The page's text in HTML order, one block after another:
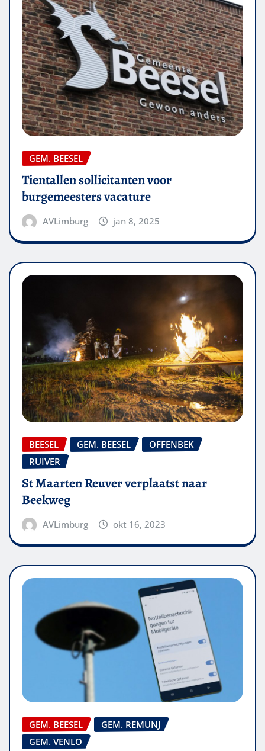
GEM. BEESEL
Tientallen sollicitanten voor
burgemeesters vacature
AVLimburg jan 8, 2025
BEESEL GEM. BEESEL
OFFENBEK
RUIVER
St Maarten Reuver verplaatst naar
Beekweg
AVLimburg okt 16, 2023
GEM. BEESEL
GEM. REMUNJ
GEM. VENLO